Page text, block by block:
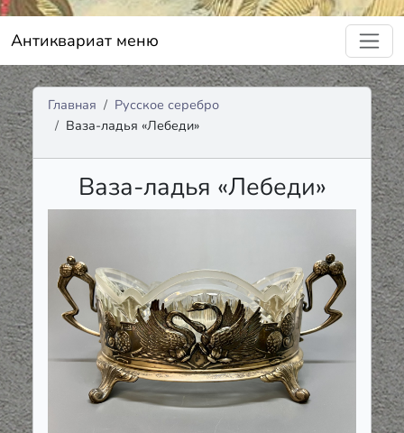
Антиквариат меню
Главная
Русское серебро
Ваза-ладья «Лебеди»
Ваза-ладья «Лебеди»